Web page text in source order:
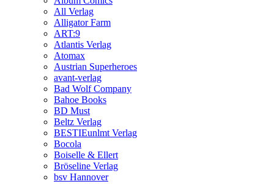
All Verlag
Alligator Farm
ART:9
Atlantis Verlag
Atomax
Austrian Superheroes
avant-verlag
Bad Wolf Company
Bahoe Books
BD Must
Beltz Verlag
BESTIEunlmt Verlag
Bocola
Boiselle & Ellert
Bröseline Verlag
bsv Hannover